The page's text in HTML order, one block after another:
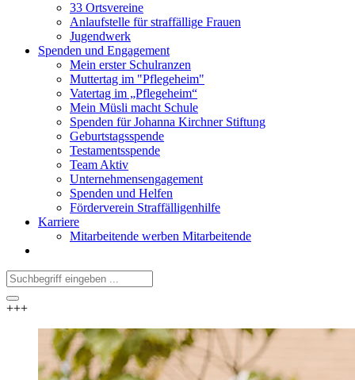
33 Ortsvereine
Anlaufstelle für straffällige Frauen
Jugendwerk
Spenden und Engagement
Mein erster Schulranzen
Muttertag im "Pflegeheim"
Vatertag im „Pflegeheim“
Mein Müsli macht Schule
Spenden für Johanna Kirchner Stiftung
Geburtstagsspende
Testamentsspende
Team Aktiv
Unternehmensengagement
Spenden und Helfen
Förderverein Straffälligenhilfe
Karriere
Mitarbeitende werben Mitarbeitende
+++